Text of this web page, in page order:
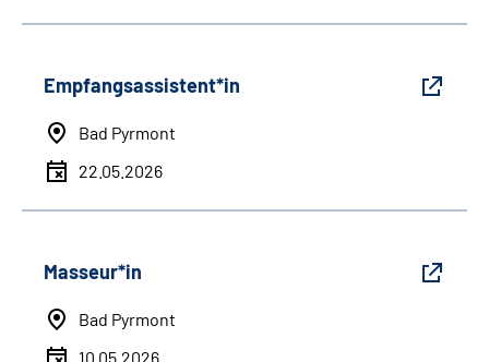
Empfangsassistent*in
Bad Pyrmont
22.05.2026
Masseur*in
Bad Pyrmont
10.05.2026